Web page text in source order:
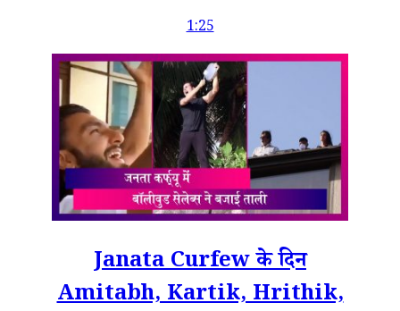
1:25
Janata Curfew के दिन
Amitabh, Kartik, Hrithik,